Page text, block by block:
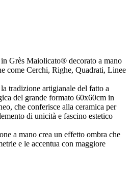
Grès Maiolicato® decorato a mano
come Cerchi, Righe, Quadrati, Linee
tradizione artigianale del fatto a
del grande formato 60x60cm in
che conferisce alla ceramica per
di unicità e fascino estetico
a mano crea un effetto ombra che
e le accentua con maggiore